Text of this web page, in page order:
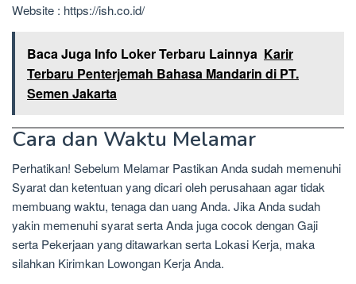
Website : https://ish.co.id/
Baca Juga Info Loker Terbaru Lainnya Karir
Terbaru Penterjemah Bahasa Mandarin di PT.
Semen Jakarta
Cara dan Waktu Melamar
Perhatikan! Sebelum Melamar Pastikan Anda sudah memenuhi
Syarat dan ketentuan yang dicari oleh perusahaan agar tidak
membuang waktu, tenaga dan uang Anda. Jika Anda sudah
yakin memenuhi syarat serta Anda juga cocok dengan Gaji
serta Pekerjaan yang ditawarkan serta Lokasi Kerja, maka
silahkan Kirimkan Lowongan Kerja Anda.